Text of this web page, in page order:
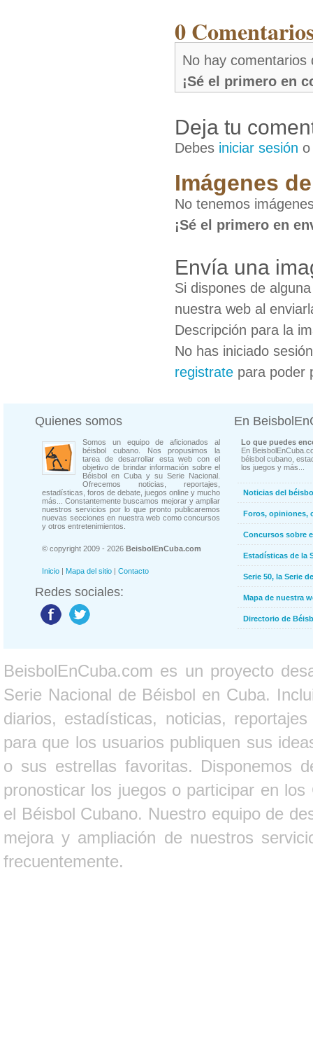
0
No hay comentarios
¡Sé el primero en
Deja tu
Debes iniciar sesión
Imágenes
No tenemos
¡Sé el primero en
Envía una
Si dispones de
nuestra web al
Descripción para la
No has iniciado
registrate para poder
Quienes somos
Somos un equipo de aficionados al
béisbol cubano. Nos propusimos la
tarea de desarrollar esta web con el
objetivo de brindar información sobre el
Béisbol en Cuba y su Serie Nacional.
Ofrecemos noticias, reportajes,
estadísticas, foros de debate, juegos online y mucho
más... Constantemente buscamos mejorar y ampliar
nuestros servicios por lo que pronto publicaremos
nuevas secciones en nuestra web como concursos
y otros entretenimientos.
© copyright 2009 - 2026 BeisbolEnCuba.com
Inicio | Mapa del sitio | Contacto
Redes sociales:
En
Lo que puedes
En
béisbol cubano,
los juegos y más...
Noticias del
Foros, opiniones,
Concursos sobre
Estadísticas de la
Serie 50, la Serie
Mapa de nuestra
Directorio de
BeisbolEnCuba.com es un proyecto
Serie Nacional de Béisbol en Cuba.
diarios, estadísticas, noticias,
para que los usuarios publiquen sus
o sus estrellas favoritas. Disponemos
pronosticar los juegos o participar en
el Béisbol Cubano. Nuestro equipo de
mejora y ampliación de nuestros
frecuentemente.